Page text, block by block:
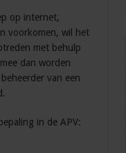
op internet,
voorkomen, wil het
met behulp
dan worden
van een
in de APV: